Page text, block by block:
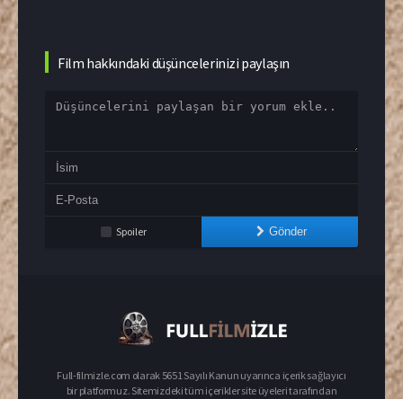
Film hakkındaki düşüncelerinizi paylaşın
Spoiler Gönder
Full-filmizle.com olarak 5651 Sayılı Kanun uyarınca içerik sağlayıcı
bir platformuz. Sitemizdeki tüm içerikler site üyeleri tarafından